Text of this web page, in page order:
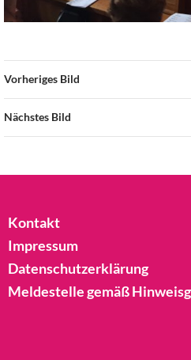
Vorheriges Bild
Nächstes Bild
Kontakt
Impressum
Datenschutzerklärung
Meldestelle gemäß